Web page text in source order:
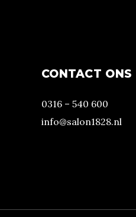
CONTACT ONS
0316 – 540 600
info@salon1828.nl